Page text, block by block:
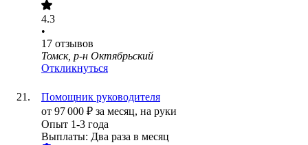
4.3
•
17 отзывов
Томск, р-н Октябрьский
Откликнуться
Помощник руководителя
от 97 000 ₽ за месяц, на руки
Опыт 1-3 года
Выплаты: Два раза в месяц